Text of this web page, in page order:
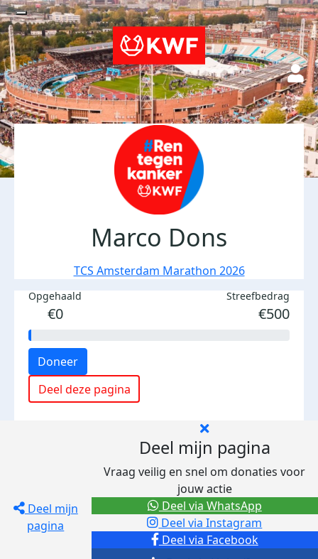
Marco Dons
TCS Amsterdam Marathon 2026
Opgehaald
€0
Streefbedrag
€500
Doneer
Deel deze pagina
Deel mijn
pagina
Deel mijn pagina
Vraag veilig en snel om donaties voor
jouw actie
Deel via Facebook
Deel via Instagram
Deel via WhatsApp